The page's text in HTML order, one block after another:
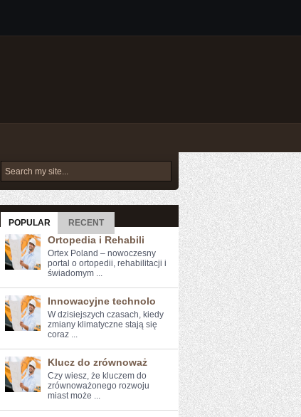
POPULAR RECENT
Ortopedia i Rehabili
Ortex Poland – nowoczesny
portal o ortopedii, rehabilitacji i
świadomym ...
Innowacyjne technolo
W dzisiejszych czasach, kiedy
zmiany klimatyczne stają się
coraz ...
Klucz do zrównoważ
Czy wiesz, że kluczem‌ do
zrównoważonego rozwoju
miast może ...